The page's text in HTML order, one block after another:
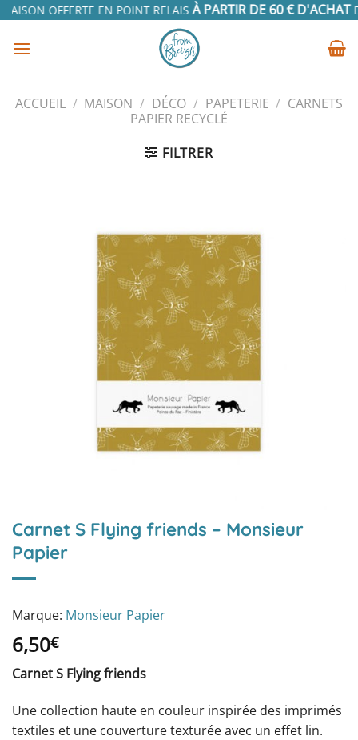
Passer
contenu
OFFERTE EN POINT RELAISÀ PARTIR DE 60 € D'ACHAT
ACCUEIL / MAISON / DÉCO / PAPETERIE / CARNETS
PAPIER RECYCLÉ
FILTRER
Carnet S Flying friends – Monsieur
Papier
Marque: Monsieur Papier
6,50€
Carnet S Flying friends
Une collection haute en couleur inspirée des imprimés
textiles et une couverture texturée avec un effet lin.